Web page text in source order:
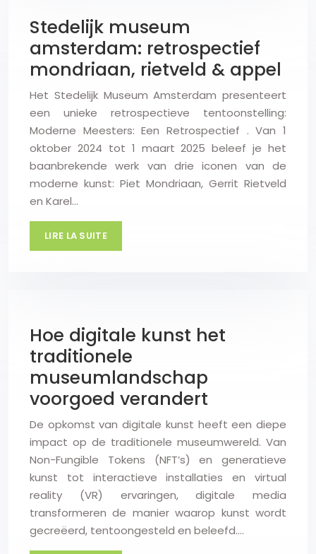
Stedelijk museum
amsterdam: retrospectief
mondriaan, rietveld & appel
Het Stedelijk Museum Amsterdam presenteert
een unieke retrospectieve tentoonstelling:
Moderne Meesters: Een Retrospectief . Van 1
oktober 2024 tot 1 maart 2025 beleef je het
baanbrekende werk van drie iconen van de
moderne kunst: Piet Mondriaan, Gerrit Rietveld
en Karel…
LIRE LA SUITE
Hoe digitale kunst het
traditionele
museumlandschap
voorgoed verandert
De opkomst van digitale kunst heeft een diepe
impact op de traditionele museumwereld. Van
Non-Fungible Tokens (NFT’s) en generatieve
kunst tot interactieve installaties en virtual
reality (VR) ervaringen, digitale media
transformeren de manier waarop kunst wordt
gecreëerd, tentoongesteld en beleefd….